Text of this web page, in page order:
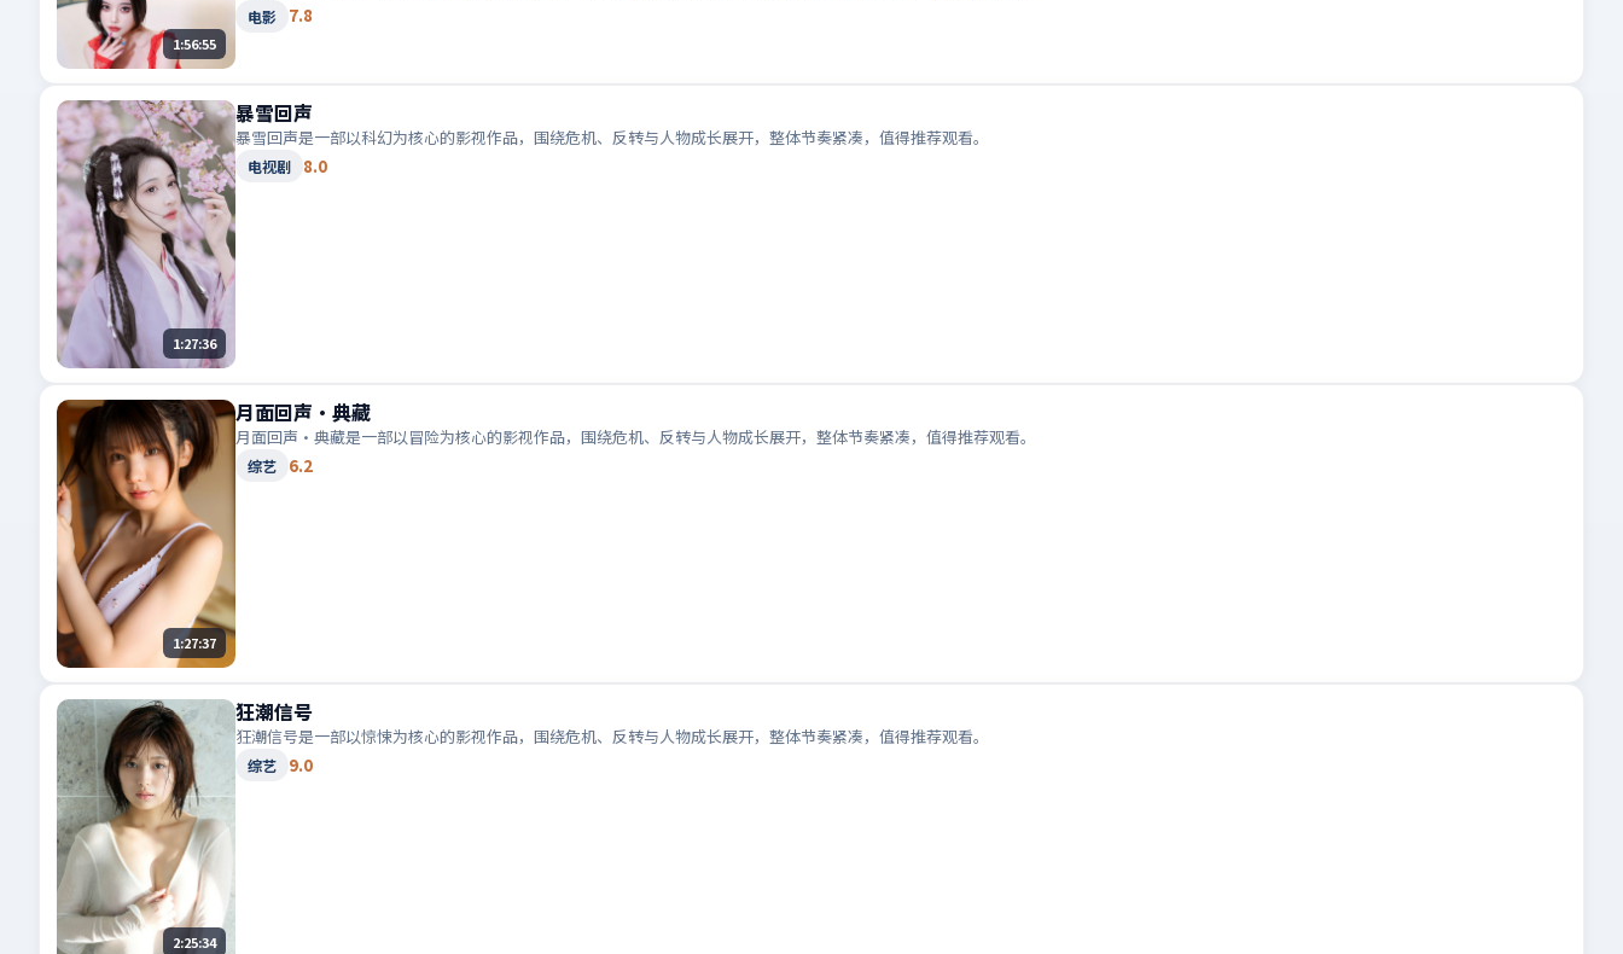
1:56:55
电影 7.8
1:27:36
暴雪回声
暴雪回声是一部以科幻为核心的影视作品，围绕危机、反转与人物成长展开，整体节奏紧凑，值得推荐观看。
电视剧 8.0
1:27:37
月面回声·典藏
月面回声·典藏是一部以冒险为核心的影视作品，围绕危机、反转与人物成长展开，整体节奏紧凑，值得推荐观看。
综艺 6.2
2:25:34
狂潮信号
狂潮信号是一部以惊悚为核心的影视作品，围绕危机、反转与人物成长展开，整体节奏紧凑，值得推荐观看。
综艺 9.0